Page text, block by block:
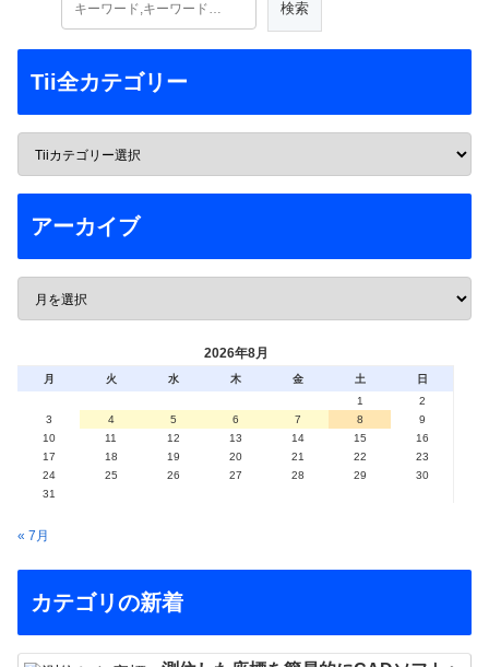
Tii全カテゴリー
アーカイブ
2026年8月
月 火 水 木 金 土
日
1
2
3
4 5 6 7 8
9
10
11 12 13 14 15
16
17
18 19 20 21 22
23
24
25 26 27 28 29
30
31
« 7月
カテゴリの新着